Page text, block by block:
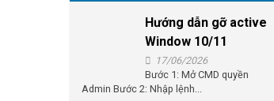
Hướng dẫn gỡ active
Window 10/11
17/06/2026
Bước 1: Mở CMD quyền
Admin Bước 2: Nhập lệnh...